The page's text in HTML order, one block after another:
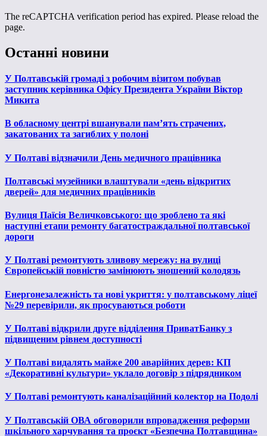
The reCAPTCHA verification period has expired. Please reload the
page.
Останні новини
У Полтавській громаді з робочим візитом побував
заступник керівника Офісу Президента України Віктор
Микита
В обласному центрі вшанували пам’ять страчених,
закатованих та загиблих у полоні
У Полтаві відзначили День медичного працівника
Полтавські музейники влаштували «день відкритих
дверей» для медичних працівників
Вулиця Паїсія Величковського: що зроблено та які
наступні етапи ремонту багатостраждальної полтавської
дороги
У Полтаві ремонтують зливову мережу: на вулиці
Європейській повністю замінюють зношений колодязь
Енергонезалежність та нові укриття: у полтавському ліцеї
№29 перевірили, як просуваються роботи
У Полтаві відкрили друге відділення ПриватБанку з
підвищеним рівнем доступності
У Полтаві видалять майже 200 аварійних дерев: КП
«Декоративні культури» уклало договір з підрядником
У Полтаві ремонтують каналізаційний колектор на Подолі
У Полтавській ОВА обговорили впровадження реформи
шкільного харчування та проєкт «Безпечна Полтавщина»